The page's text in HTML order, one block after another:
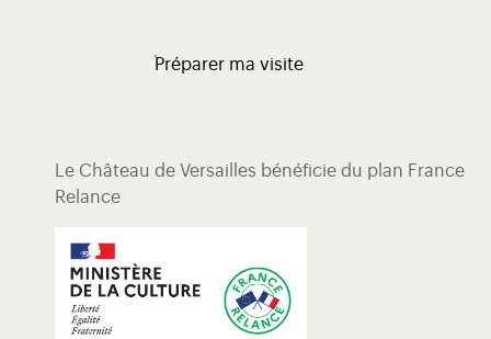
Préparer ma visite
Le Château de Versailles bénéficie du plan France
Relance